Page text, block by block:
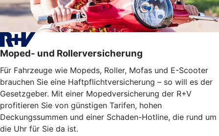
Moped- und Rollerversicherung
Für Fahrzeuge wie Mopeds, Roller, Mofas und E-Scooter
brauchen Sie eine Haftpflichtversicherung – so will es der
Gesetzgeber. Mit einer Mopedversicherung der R+V
profitieren Sie von günstigen Tarifen, hohen
Deckungssummen und einer Schaden-Hotline, die rund um
die Uhr für Sie da ist.